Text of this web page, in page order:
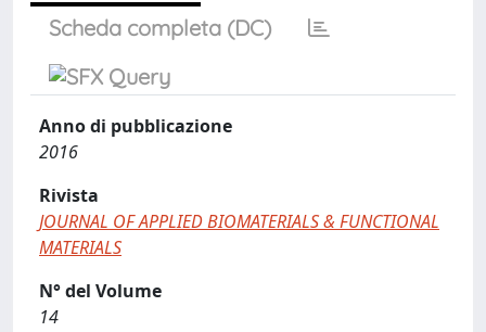
Scheda completa (DC)
Anno di pubblicazione
2016
Rivista
JOURNAL OF APPLIED BIOMATERIALS & FUNCTIONAL
MATERIALS
N° del Volume
14